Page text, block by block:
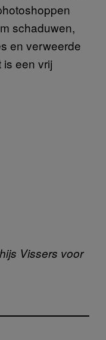
schaduwen,
en verweerde
is een vrij
Vissers voor